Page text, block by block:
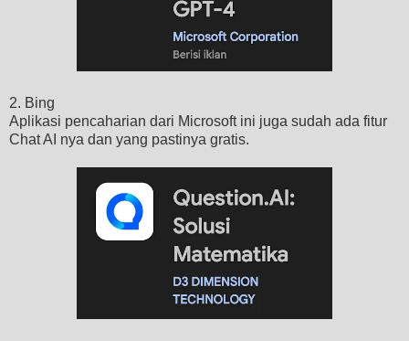
2. Bing
Aplikasi pencaharian dari Microsoft ini juga sudah ada fitur
Chat AI nya dan yang pastinya gratis.